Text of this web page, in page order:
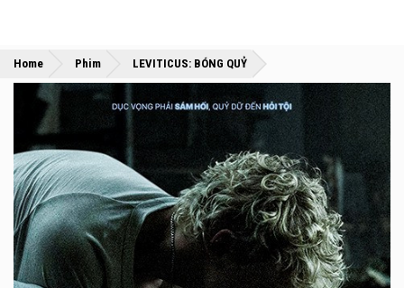
Home »
Phim »
LEVITICUS: BÓNG QUỶ